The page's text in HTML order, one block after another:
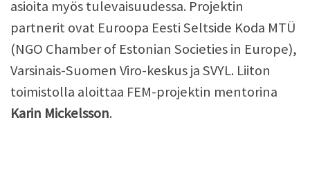
asioita myös tulevaisuudessa. Projektin
partnerit ovat Euroopa Eesti Seltside Koda MTÜ
(NGO Chamber of Estonian Societies in Europe),
Varsinais-Suomen Viro-keskus ja SVYL. Liiton
toimistolla aloittaa FEM-projektin mentorina
Karin Mickelsson.